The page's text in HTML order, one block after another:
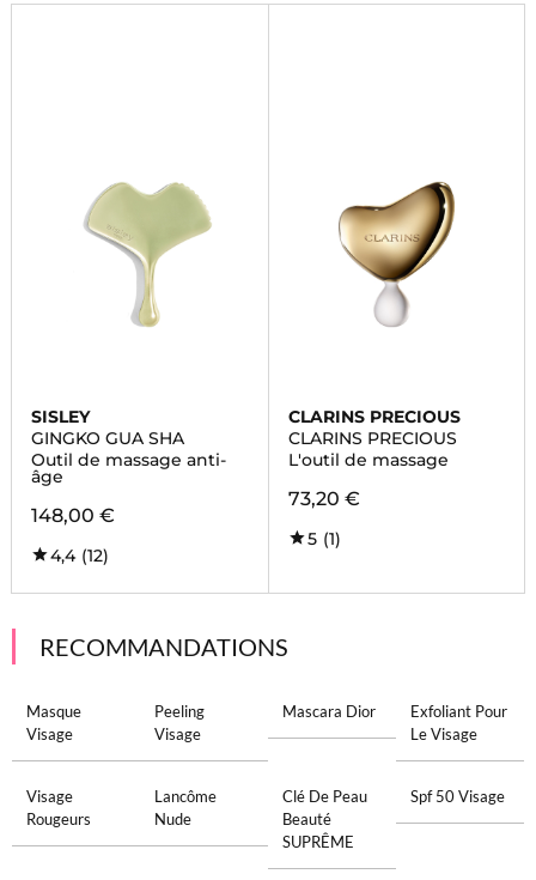
SISLEY
GINGKO GUA SHA
Outil de massage anti-
âge
148,00 €
4,4 (12)
CLARINS PRECIOUS
CLARINS PRECIOUS
L'outil de massage
73,20 €
5 (1)
RECOMMANDATIONS
Masque
Visage
Peeling
Visage
Mascara Dior
Exfoliant Pour
Le Visage
Visage
Rougeurs
Lancôme
Nude
Clé De Peau
Beauté
SUPRÊME
Spf 50 Visage